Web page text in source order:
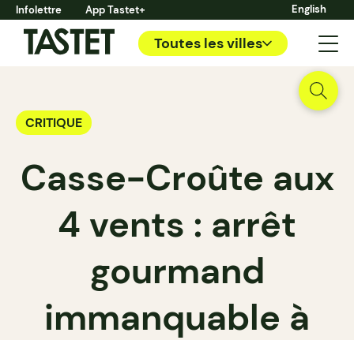
Infolettre App Tastet+ English
Toutes les villes
CRITIQUE
Casse-Croûte aux
4 vents : arrêt
gourmand
immanquable à